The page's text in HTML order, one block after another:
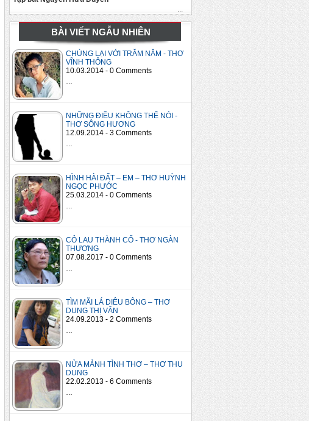
BÀI VIẾT NGẪU NHIÊN
CHÙNG LẠI VỚI TRĂM NĂM - THƠ
VĨNH THÔNG
10.03.2014 - 0 Comments
NHỮNG ĐIỀU KHÔNG THỂ NÓI -
THƠ SÔNG HƯƠNG
12.09.2014 - 3 Comments
HÌNH HÀI ĐẤT – EM – THƠ HUỲNH
NGỌC PHƯỚC
25.03.2014 - 0 Comments
CỎ LAU THÀNH CỔ - THƠ NGÀN
THƯƠNG
07.08.2017 - 0 Comments
TÌM MÃI LÁ DIÊU BÔNG – THƠ
DUNG THỊ VÂN
24.09.2013 - 2 Comments
NỬA MẢNH TÌNH THƠ – THƠ THU
DUNG
22.02.2013 - 6 Comments